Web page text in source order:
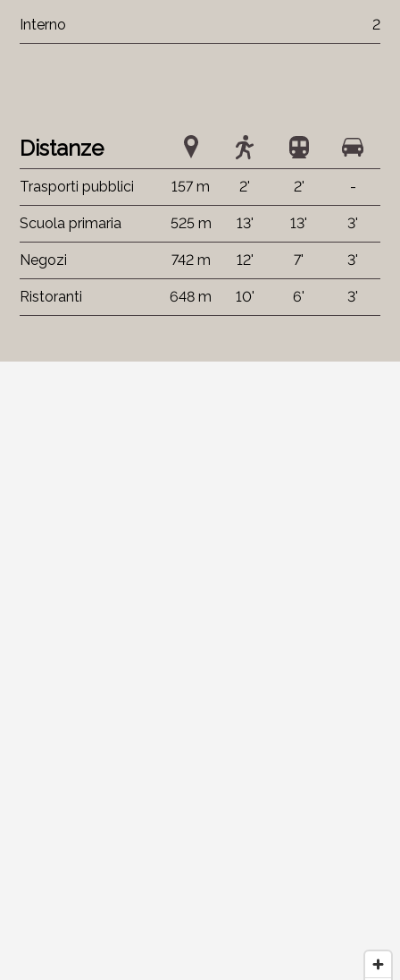
Distanze
Trasporti pubblici 157 m 2' 2' -
Scuola primaria 525 m 13' 13' 3'
Negozi 742 m 12' 7' 3'
Ristoranti 648 m 10' 6' 3'
Interno 2